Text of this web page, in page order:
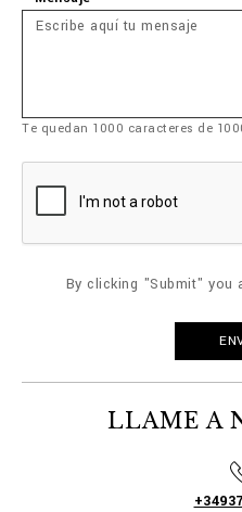
LLAME A
Te quedan 1000 caracteres de
By clicking "Submit" you